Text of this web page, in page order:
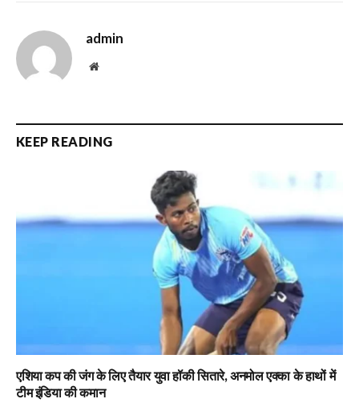
admin
Website
KEEP READING
एशिया कप की जंग के लिए तैयार युवा हॉकी सितारे, अनमोल एक्का के हाथों में
टीम इंडिया की कमान